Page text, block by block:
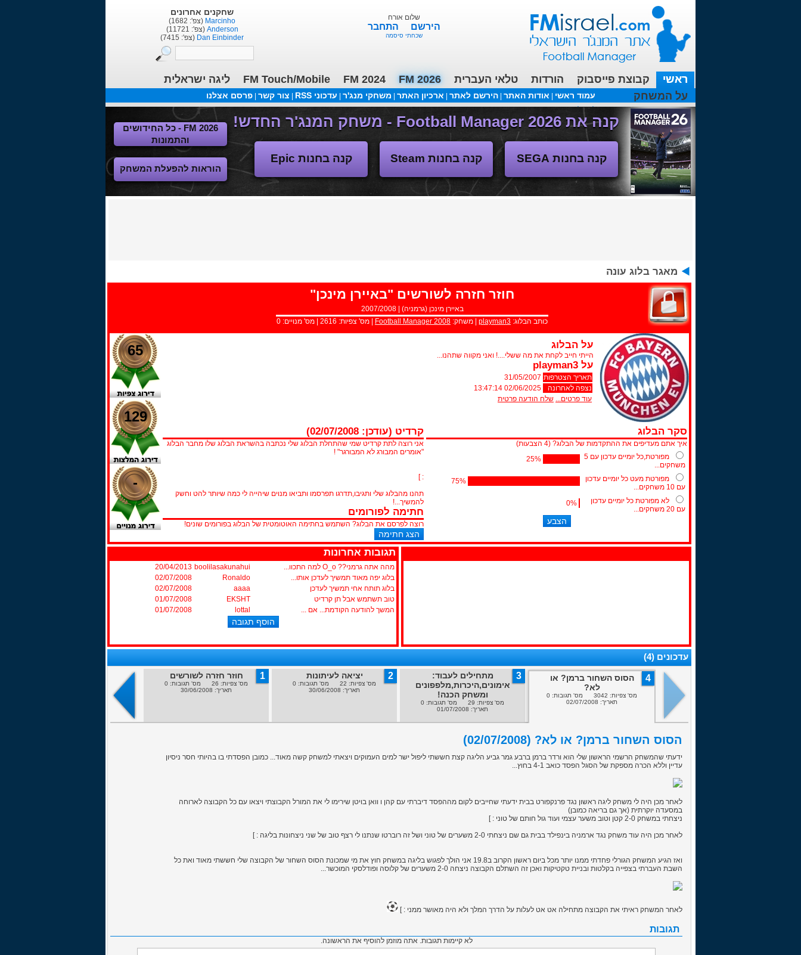
שחקנים אחרונים
Marcinho (צפ': 1682)
Anderson (צפ': 11721)
Dan Einbinder (צפ': 7415)
שלום אורח
הירשם התחבר
שכחתי סיסמה
ראשי קבוצת פייסבוק הורדות טלאי העברית FM 2026
FM 2024
FM Touch/Mobile
ליגה ישראלית
על המשחק
עמוד ראשי אודות האתר |הירשם לאתר ארכיון האתר משחקי מנג'ר עדכוני RSS צור קשר פרסם אצלנו
עכשיו בפורומים:מנג'ר 2010 - טבלת הליגה
קנה את Football Manager 2026 - משחק המנג'ר החדש!
קנה בחנות SEGA קנה בחנות Steam קנה בחנות Epic
FM 2026 - כל החידושים
והתמונות
הוראות להפעלת המשחק
מאגר בלוג עונה
חוזר חזרה לשורשים "באיירן מינכן"
באיירן מינכן (גרמניה) |
2007/2008
כותב הבלוג: playman3 | משחק: Football Manager 2008 | מס' צפיות: 2616 | מס' מנויים: 0
על הבלוג
הייתי חייב לקחת את מה ששלי....! ואני מקווה שתהנו...
על playman3
תאריך הצטרפות 31/05/2007
נצפה לאחרונה
02/06/2025 13:47:14
עוד פרטים... שלח הודעה פרטית
סקר הבלוג
איך אתם מעדיפים את ההתקדמות של הבלוג? (
4 הצבעות)
מפורטת,כל יומיים עדכון עם 5
משחקים...
25%
מפורטת מעט כל יומיים עדכון
עם 10 משחקים...
75%
לא מפורטת כל יומיים עדכון
עם 20 משחקים...
0%
קרדיט (עודכן: 02/07/2008)
אני רוצה לתת קרדיט שמי שהתחלת הבלוג שלי נכתבה בהשראת הבלוג שלו מחבר הבלוג
"אומרים המבורג לא המבורגר" !
: ]
תהנו מהבלוג שלי ותגיבו,תדרגו תפרסמו ותביאו מנוים שיהייה לי כמה שיותר להט וחשק
להמשיך...!
חתימה לפורומים
רוצה לפרסם את הבלוג? השתמש בחתימה האוטומטית של הבלוג בפורומים שונים!
65
129
-
תגובות אחרונות
מהה אתה גרמני?? O_o למה התכוו... boolilasakunahui
20/04/2013
בלוג יפה מאוד תמשיך לעדכן אותו...
Ronaldo
02/07/2008
בלוג תותח אחי תמשיך לעדכן
aaaa
02/07/2008
טוב תשתמש אבל תן קרדיט
EKSHT
01/07/2008
המשך להודעה הקודמת... אם ...
lottal
01/07/2008
עדכונים (4)
4
הסוס השחור ברמן? או
לא?
מס' צפיות: 3042 מס' תגובות: 0
תאריך: 02/07/2008
3
מתחילים לעבוד:
אימונים,היכרות,מלפפונים
ומשחק הכנה!
מס' צפיות: 29 מס' תגובות: 0
תאריך: 01/07/2008
2 יציאה לעיתונות
מס' צפיות: 22 מס' תגובות: 0
תאריך: 30/06/2008
1 חוזר חזרה לשורשים
מס' צפיות: 26 מס' תגובות: 0
תאריך: 30/06/2008
הסוס השחור ברמן? או לא? (02/07/2008)
ידעתי שהמשחק הרשמי הראשון שלי הוא ורדר ברמן ברבע גמר גביע הליגה קצת חששתי ליפול ישר למים העמוקים ויצאתי למשחק קשה מאוד... כמובן הפסדתי בו בהיותי חסר ניסיון
עדיין וללא הכרה מספקת של הסגל הפסד כואב 4-1 בחוץ...
לאחר מכן היה לי משחק ליגה ראשון נגד פרנקפורט בבית ידעתי שחייבים לקום מההפסד דיברתי עם קהן ו וואן בויטן שירימו לי את המורל הקבוצתי ויצאו עם כל הקבוצה לארוחה
במסעדה יוקרתית (אך גם בריאה כמובן)
ניצחתי במשחק 2-0 קטן וטוב משער עצמי ועוד גול חותם של טוני : ]
לאחר מכן היה עוד משחק נגד ארמניה בינפילד בבית גם שם ניצחתי 2-0 משערים של טוני ושל זה רוברטו שנתנו לי רצף טוב של שני ניצחונות בליגה : ]
ואז הגיע המשחק הגורלי פחדתי ממנו יותר מכל ביום ראשון הקרוב ב19.8 אני הולך לפגוש בליגה במשחק חוץ את מי שמכונת הסוס השחור של הקבוצה שלי חששתי מאוד ואת כל
השבת העברתי בצפייה בקלטות ובניית טקטיקות ואכן זה השתלם הקבוצה ניצחה 2-0 משערים של קלוסה ופודלסקי המוכשר...
לאחר המשחק ראיתי את הקבוצה מתחילה אט אט לעלות על הדרך המלך ולא היה מאושר ממני : ]
תגובות
לא קיימות תגובות. אתה מוזמן להוסיף את הראשונה.